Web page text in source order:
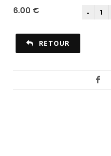
6.00 €
RETOUR